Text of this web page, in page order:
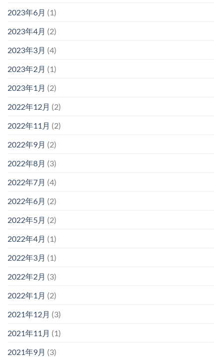
2023年6月 (1)
2023年4月 (2)
2023年3月 (4)
2023年2月 (1)
2023年1月 (2)
2022年12月 (2)
2022年11月 (2)
2022年9月 (2)
2022年8月 (3)
2022年7月 (4)
2022年6月 (2)
2022年5月 (2)
2022年4月 (1)
2022年3月 (1)
2022年2月 (3)
2022年1月 (2)
2021年12月 (3)
2021年11月 (1)
2021年9月 (3)